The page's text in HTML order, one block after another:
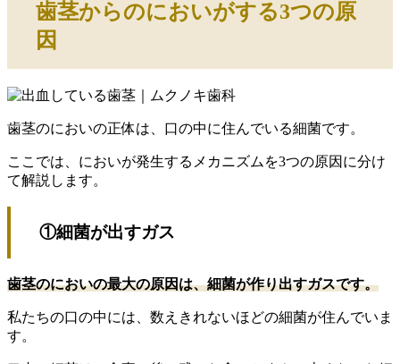
歯茎からのにおいがする3つの原
因
歯茎のにおいの正体は、口の中に住んでいる細菌です。
ここでは、においが発生するメカニズムを3つの原因に分け
て解説します。
①細菌が出すガス
歯茎のにおいの最大の原因は、細菌が作り出すガスです。
私たちの口の中には、数えきれないほどの細菌が住んでいま
す。